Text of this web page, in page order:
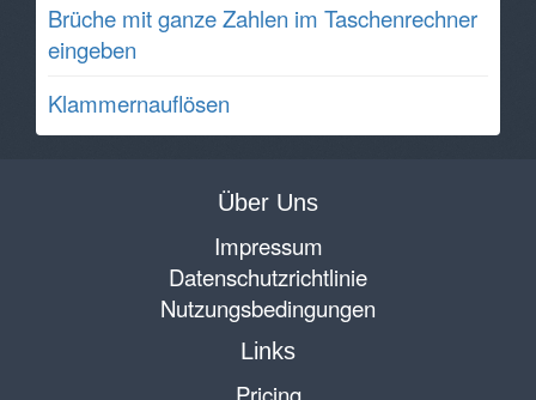
Brüche mit ganze Zahlen im Taschenrechner
eingeben
Klammernauflösen
Über Uns
Impressum
Datenschutzrichtlinie
Nutzungsbedingungen
Links
Pricing